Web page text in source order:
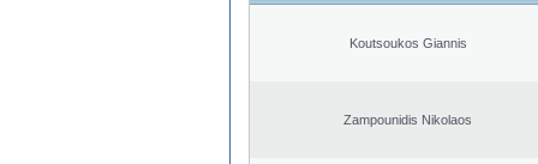
Koutsoukos Giannis
Zampounidis Nikolaos